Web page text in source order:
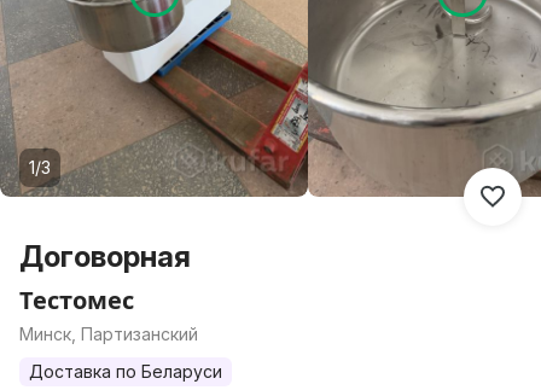
1/3
Договорная
Тестомес
Минск, Партизанский
Доставка по Беларуси